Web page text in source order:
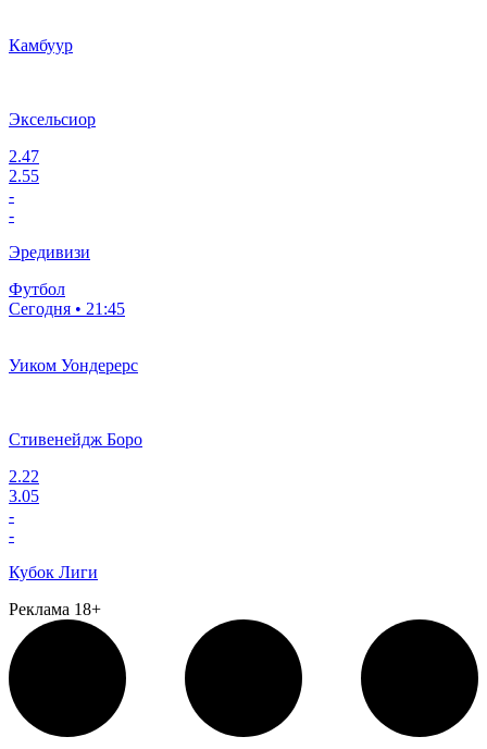
Камбуур
Эксельсиор
2.47
2.55
-
-
Эредивизи
Футбол
Сегодня • 21:45
Уиком Уондерерс
Стивенейдж Боро
2.22
3.05
-
-
Кубок Лиги
Реклама 18+